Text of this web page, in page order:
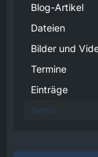
Blog-Artikel
Dateien
Bilder und
Termine
Einträge
News